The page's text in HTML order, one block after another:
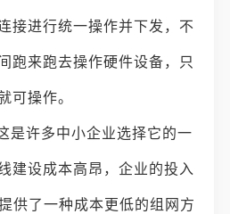
接进行统一操作并下发，不
跑来跑去操作硬件设备，只
可操作。
是许多中小企业选择它的一
建设成本高昂，企业的投入
供了一种成本更低的组网方